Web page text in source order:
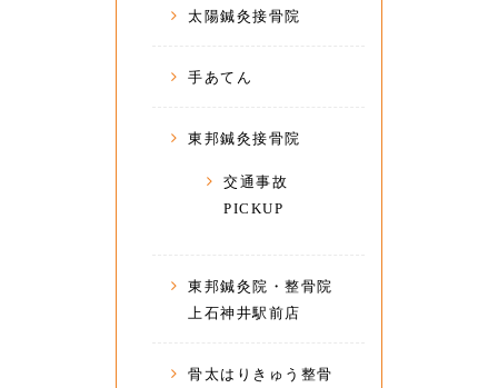
太陽鍼灸接骨院
手あてん
東邦鍼灸接骨院
交通事故
PICKUP
東邦鍼灸院・整骨院
上石神井駅前店
骨太はりきゅう整骨